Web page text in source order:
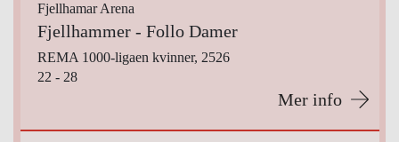
Fjellhamar Arena
Fjellhammer - Follo Damer
REMA 1000-ligaen kvinner, 2526
22 - 28
Mer info